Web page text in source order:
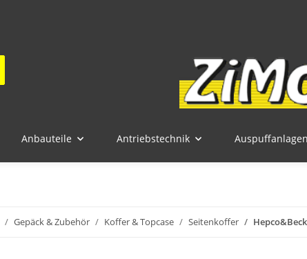
Anbauteile Antriebstechnik
Gepäck & Zubehör Koffer & Topcase Seitenkoffer